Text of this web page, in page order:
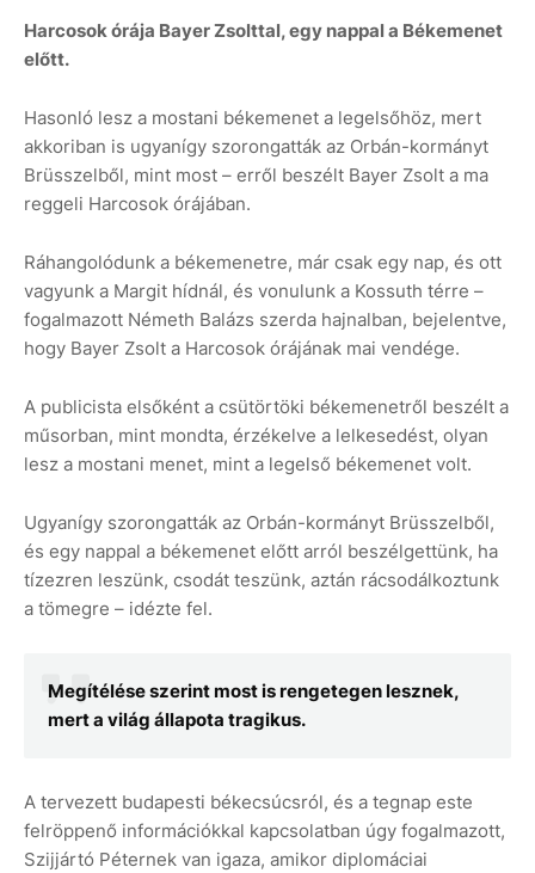
Harcosok órája Bayer Zsolttal, egy nappal a Békemenet
előtt.
Hasonló lesz a mostani békemenet a legelsőhöz, mert
akkoriban is ugyanígy szorongatták az Orbán-kormányt
Brüsszelből, mint most – erről beszélt Bayer Zsolt a ma
reggeli Harcosok órájában.
Ráhangolódunk a békemenetre, már csak egy nap, és ott
vagyunk a Margit hídnál, és vonulunk a Kossuth térre –
fogalmazott Németh Balázs szerda hajnalban, bejelentve,
hogy Bayer Zsolt a Harcosok órájának mai vendége.
A publicista elsőként a csütörtöki békemenetről beszélt a
műsorban, mint mondta, érzékelve a lelkesedést, olyan
lesz a mostani menet, mint a legelső békemenet volt.
Ugyanígy szorongatták az Orbán-kormányt Brüsszelből,
és egy nappal a békemenet előtt arról beszélgettünk, ha
tízezren leszünk, csodát teszünk, aztán rácsodálkoztunk
a tömegre – idézte fel.
Megítélése szerint most is rengetegen lesznek,
mert a világ állapota tragikus.
A tervezett budapesti békecsúcsról, és a tegnap este
felröppenő információkkal kapcsolatban úgy fogalmazott,
Szijjártó Péternek van igaza, amikor diplomáciai